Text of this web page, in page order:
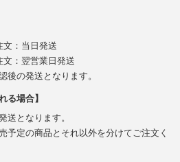
文：当日発送
：翌営業日発送
の発送となります。
る場合】
送となります。
予定の商品とそれ以外を分けてご注文く